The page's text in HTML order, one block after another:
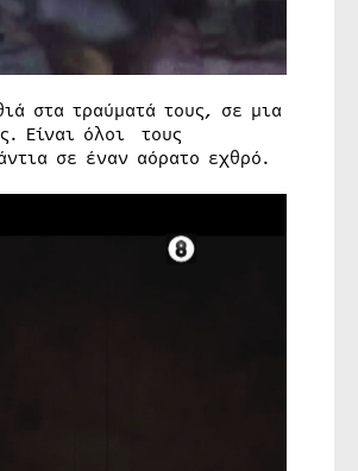
στα τραύματά τους, σε μια
Είναι όλοι τους
σε έναν αόρατο εχθρό.